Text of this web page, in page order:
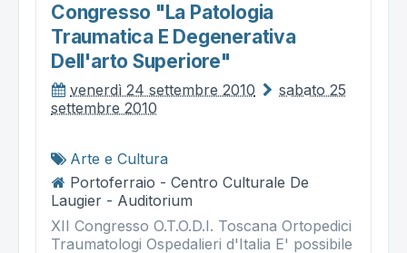
Congresso "la Patologia
Traumatica E Degenerativa
Dell'arto Superiore"
venerdì 24 settembre 2010
sabato 25
settembre 2010
Arte e Cultura
Portoferraio - Centro Culturale De
Laugier - Auditorium
XII Congresso O.T.O.D.I. Toscana Ortopedici
Traumatologi Ospedalieri d'Italia E' possibile